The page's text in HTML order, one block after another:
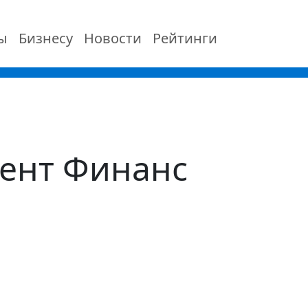
Бизнесу Новости Рейтинги
Финанс